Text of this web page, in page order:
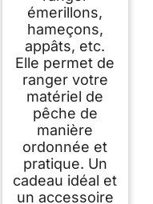
émerillons,
hameçons,
appâts, etc.
Elle permet de
ranger votre
matériel de
pêche de
manière
ordonnée et
pratique. Un
cadeau idéal et
un accessoire